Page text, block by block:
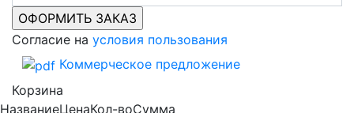
Согласие на условия пользования
Коммерческое предложение
Корзина
НазваниеЦенаКол-воСумма